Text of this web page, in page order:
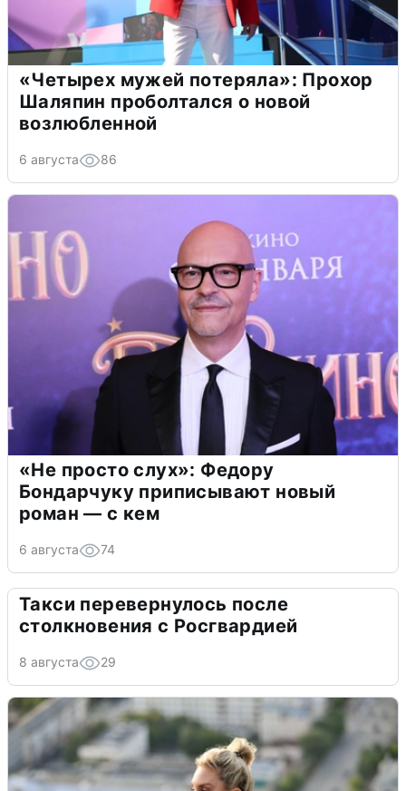
«Четырех мужей потеряла»: Прохор
Шаляпин проболтался о новой
возлюбленной
6 августа 86
«Не просто слух»: Федору
Бондарчуку приписывают новый
роман — с кем
6 августа 74
Такси перевернулось после
столкновения с Росгвардией
8 августа 29